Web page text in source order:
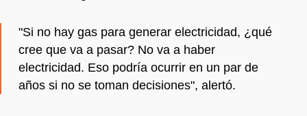
"Si no hay gas para generar electricidad, ¿qué
cree que va a pasar? No va a haber
electricidad. Eso podría ocurrir en un par de
años si no se toman decisiones", alertó.